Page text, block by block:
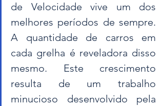
de Velocidade vive um dos
melhores períodos de sempre.
A quantidade de carros em
cada grelha é reveladora disso
mesmo. Este crescimento
resulta de um trabalho
minucioso desenvolvido pela